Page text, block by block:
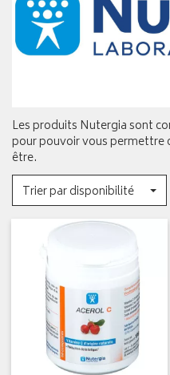
Les produits Nutergia sont
pour pouvoir vous permettre
être.
Trier par disponibilité